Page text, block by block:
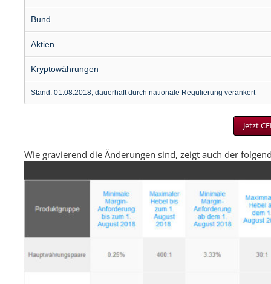
Stand: 01.08.2018, dauerhaft durch nationale Regulierung verankert
Bund
Aktien
Kryptowährungen
Jetzt
Wie gravierend die Änderungen sind, zeigt auch der